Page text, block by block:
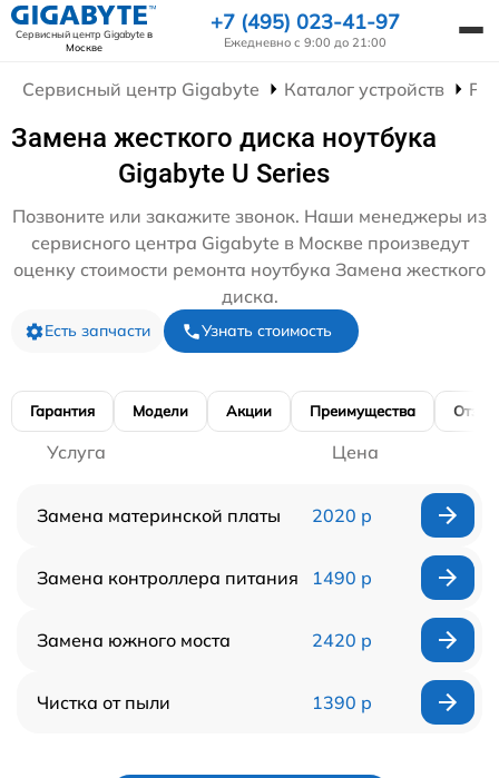
Сервисный центр Gigabyteв
Москве
+7 (495) 023-41-97
Ежедневно с 9:00 до 21:00
Сервисный центр Gigabyte Каталог устройств
Замена жесткого диска ноутбука
Gigabyte U Series
Позвоните или закажите звонок. Наши менеджеры из
сервисного центра Gigabyte в Москве произведут
оценку стоимости ремонта ноутбука Замена жесткого
диска.
Есть запчасти Узнать стоимость
Гарантия Модели Акции Преимущества
Услуга Цена
Замена материнской платы 2020 р
Замена контроллера питания 1490 р
Замена южного моста 2420 р
Чистка от пыли 1390 р